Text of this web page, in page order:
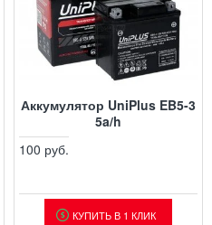
Аккумулятор UniPlus EB5-3
5a/h
100 руб.
КУПИТЬ В 1 КЛИК